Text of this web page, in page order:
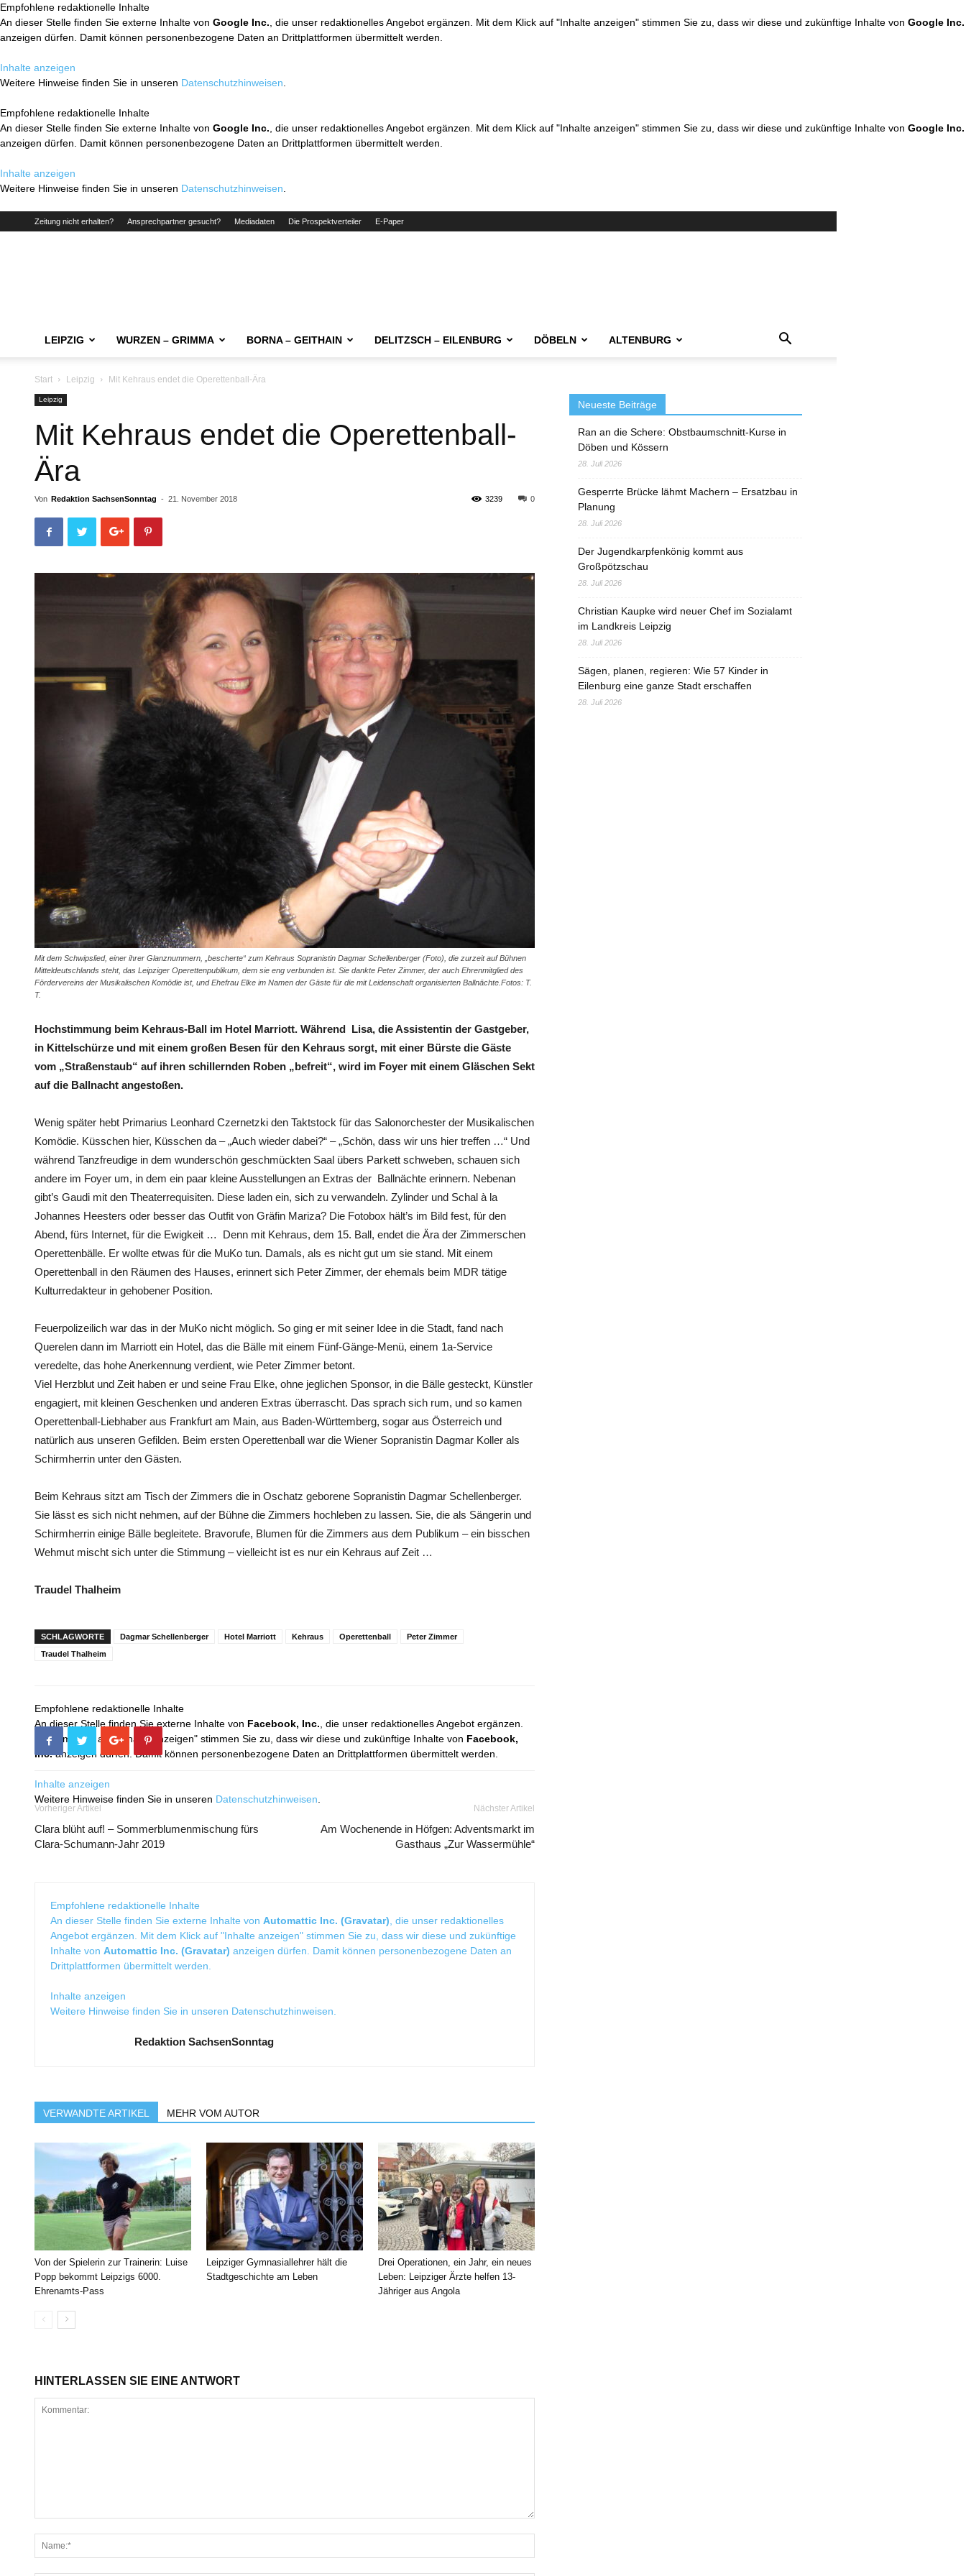
Empfohlene redaktionelle Inhalte
An dieser Stelle finden Sie externe Inhalte von Google Inc. , die unser redaktionelles Angebot ergänzen. Mit dem Klick auf "Inhalte anzeigen" stimmen Sie zu, dass wir diese und zukünftige Inhalte von Google Inc.
anzeigen dürfen. Damit können personenbezogene Daten an Drittplattformen übermittelt werden.
Inhalte anzeigen
Weitere Hinweise finden Sie in unseren Datenschutzhinweisen
Empfohlene redaktionelle Inhalte
An dieser Stelle finden Sie externe Inhalte von Google Inc. , die unser redaktionelles Angebot ergänzen. Mit dem Klick auf "Inhalte anzeigen" stimmen Sie zu, dass wir diese und zukünftige Inhalte von Google Inc.
anzeigen dürfen. Damit können personenbezogene Daten an Drittplattformen übermittelt werden.
Inhalte anzeigen
Weitere Hinweise finden Sie in unseren Datenschutzhinweisen
Zeitung nicht erhalten? Ansprechpartner gesucht? Mediadaten Die Prospektverteiler E-Paper
LEIPZIG WURZEN – GRIMMA BORNA – GEITHAIN DELITZSCH – EILENBURG DÖBELN ALTENBURG
Start Leipzig Mit Kehraus endet die Operettenball-Ära
Leipzig
Mit Kehraus endet die Operettenball-
Ära
Von Redaktion SachsenSonntag - 21. November 2018 0
3239
Mit dem Schwipslied, einer ihrer Glanznummern, „bescherte“ zum Kehraus Sopranistin Dagmar Schellenberger (Foto), die zurzeit auf Bühnen
Mitteldeutschlands steht, das Leipziger Operettenpublikum, dem sie eng verbunden ist. Sie dankte Peter Zimmer, der auch Ehrenmitglied des
Fördervereins der Musikalischen Komödie ist, und Ehefrau Elke im Namen der Gäste für die mit Leidenschaft organisierten Ballnächte.Fotos: T.
T.
Hochstimmung beim Kehraus-Ball im Hotel Marriott. Während Lisa, die Assistentin der Gastgeber,
in Kittelschürze und mit einem großen Besen für den Kehraus sorgt, mit einer Bürste die Gäste
vom „Straßenstaub“ auf ihren schillernden Roben „befreit“, wird im Foyer mit einem Gläschen Sekt
auf die Ballnacht angestoßen.
Wenig später hebt Primarius Leonhard Czernetzki den Taktstock für das Salonorchester der Musikalischen
Komödie. Küsschen hier, Küsschen da – „Auch wieder dabei?“ – „Schön, dass wir uns hier treffen …“ Und
während Tanzfreudige in dem wunderschön geschmückten Saal übers Parkett schweben, schauen sich
andere im Foyer um, in dem ein paar kleine Ausstellungen an Extras der Ballnächte erinnern. Nebenan
gibt’s Gaudi mit den Theaterrequisiten. Diese laden ein, sich zu verwandeln. Zylinder und Schal à la
Johannes Heesters oder besser das Outfit von Gräfin Mariza? Die Fotobox hält’s im Bild fest, für den
Abend, fürs Internet, für die Ewigkeit … Denn mit Kehraus, dem 15. Ball, endet die Ära der Zimmerschen
Operettenbälle. Er wollte etwas für die MuKo tun. Damals, als es nicht gut um sie stand. Mit einem
Operettenball in den Räumen des Hauses, erinnert sich Peter Zimmer, der ehemals beim MDR tätige
Kulturredakteur in gehobener Position.
Feuerpolizeilich war das in der MuKo nicht möglich. So ging er mit seiner Idee in die Stadt, fand nach
Querelen dann im Marriott ein Hotel, das die Bälle mit einem Fünf-Gänge-Menü, einem 1a-Service
veredelte, das hohe Anerkennung verdient, wie Peter Zimmer betont.
Viel Herzblut und Zeit haben er und seine Frau Elke, ohne jeglichen Sponsor, in die Bälle gesteckt, Künstler
engagiert, mit kleinen Geschenken und anderen Extras überrascht. Das sprach sich rum, und so kamen
Operettenball-Liebhaber aus Frankfurt am Main, aus Baden-Württemberg, sogar aus Österreich und
natürlich aus unseren Gefilden. Beim ersten Operettenball war die Wiener Sopranistin Dagmar Koller als
Schirmherrin unter den Gästen.
Beim Kehraus sitzt am Tisch der Zimmers die in Oschatz geborene Sopranistin Dagmar Schellenberger.
Sie lässt es sich nicht nehmen, auf der Bühne die Zimmers hochleben zu lassen. Sie, die als Sängerin und
Schirmherrin einige Bälle begleitete. Bravorufe, Blumen für die Zimmers aus dem Publikum – ein bisschen
Wehmut mischt sich unter die Stimmung – vielleicht ist es nur ein Kehraus auf Zeit …
Traudel Thalheim
SCHLAGWORTE Dagmar Schellenberger Hotel Marriott Kehraus Operettenball
Peter Zimmer
Traudel Thalheim
Empfohlene redaktionelle Inhalte
An dieser Stelle finden Sie externe Inhalte von Facebook, Inc. , die unser redaktionelles Angebot ergänzen.
Mit dem Klick auf "Inhalte anzeigen" stimmen Sie zu, dass wir diese und zukünftige Inhalte von Facebook,
Inc.anzeigen dürfen. Damit können personenbezogene Daten an Drittplattformen übermittelt werden.
Inhalte anzeigen
Weitere Hinweise finden Sie in unseren Datenschutzhinweisen
Vorheriger Artikel
Clara blüht auf! – Sommerblumenmischung fürs
Clara-Schumann-Jahr 2019
Nächster Artikel
Am Wochenende in Höfgen: Adventsmarkt im
Gasthaus „Zur Wassermühle“
Empfohlene redaktionelle Inhalte
An dieser Stelle finden Sie externe Inhalte von Automattic Inc. (Gravatar) , die unser redaktionelles
Angebot ergänzen. Mit dem Klick auf "Inhalte anzeigen" stimmen Sie zu, dass wir diese und zukünftige
Inhalte von Automattic Inc. (Gravatar) anzeigen dürfen. Damit können personenbezogene Daten an
Drittplattformen übermittelt werden.
Inhalte anzeigen
Weitere Hinweise finden Sie in unseren Datenschutzhinweisen
Redaktion SachsenSonntag
VERWANDTE ARTIKEL MEHR VOM AUTOR
Von der Spielerin zur Trainerin: Luise
Popp bekommt Leipzigs 6000.
Ehrenamts-Pass
Leipziger Gymnasiallehrer hält die
Stadtgeschichte am Leben
Drei Operationen, ein Jahr, ein neues
Leben: Leipziger Ärzte helfen 13-
Jähriger aus Angola
HINTERLASSEN SIE EINE ANTWORT
Neueste Beiträge
Ran an die Schere: Obstbaumschnitt-Kurse in
Döben und Kössern
28. Juli 2026
Gesperrte Brücke lähmt Machern – Ersatzbau in
Planung
28. Juli 2026
Der Jugendkarpfenkönig kommt aus
Großpötzschau
28. Juli 2026
Christian Kaupke wird neuer Chef im Sozialamt
im Landkreis Leipzig
28. Juli 2026
Sägen, planen, regieren: Wie 57 Kinder in
Eilenburg eine ganze Stadt erschaffen
28. Juli 2026